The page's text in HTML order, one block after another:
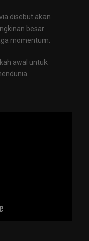
disebut akan
besar
momentum.
awal untuk